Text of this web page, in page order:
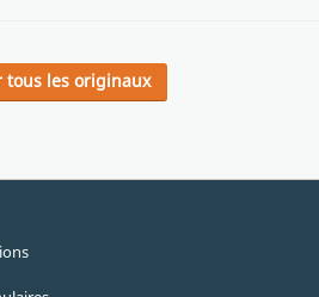
tous les originaux